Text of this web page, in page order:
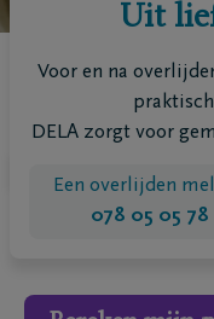
Uit
Voor en na
DELA zorgt voor
Een overlijden
078 05 05 78